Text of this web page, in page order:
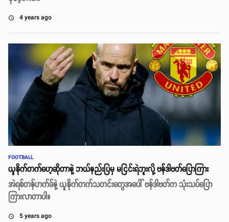
access_time 4 years ago
FOOTBALL
ယူနိုက်တက်ဟေ့ဆိုတာနဲ့ ဘယ်နည်းပြမှ မငြင်းရဲဘူးလို့ ဗန်ဒါဗတ်ပြောကြား
အဲရစ်တန်ဟက်ခ်နဲ့ ယူနိုက်တက်သတင်းတွေအပေါ် ဗန်ဒါဗတ်က သုံးသပ်ပြော
ကြားလာတာပါ။
access_time 5 years ago